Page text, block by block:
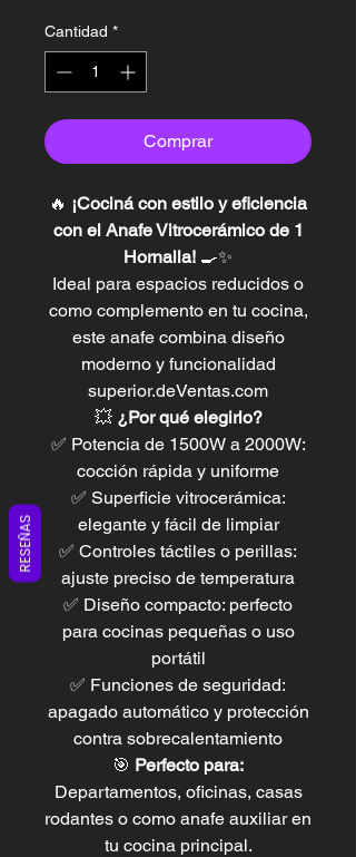
Cantidad *
Comprar
🔥 ¡Cociná con estilo y eficiencia
con el Anafe Vitrocerámico de 1
Hornalla! 🍳✨
Ideal para espacios reducidos o
como complemento en tu cocina,
este anafe combina diseño
moderno y funcionalidad
superior.deVentas.com
💥 ¿Por qué elegirlo?
✅ Potencia de 1500W a 2000W:
cocción rápida y uniforme
✅ Superficie vitrocerámica:
elegante y fácil de limpiar
✅ Controles táctiles o perillas:
ajuste preciso de temperatura
✅ Diseño compacto: perfecto
para cocinas pequeñas o uso
portátil
✅ Funciones de seguridad:
apagado automático y protección
contra sobrecalentamiento
🎯 Perfecto para:
Departamentos, oficinas, casas
rodantes o como anafe auxiliar en
tu cocina principal.
RESEÑAS